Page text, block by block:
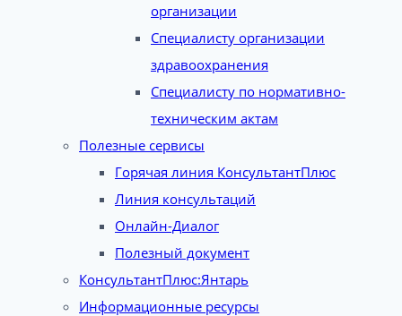
организации
Специалисту организации
здравоохранения
Специалисту по нормативно-
техническим актам
Полезные сервисы
Горячая линия КонсультантПлюс
Линия консультаций
Онлайн-Диалог
Полезный документ
КонсультантПлюс:Янтарь
Информационные ресурсы